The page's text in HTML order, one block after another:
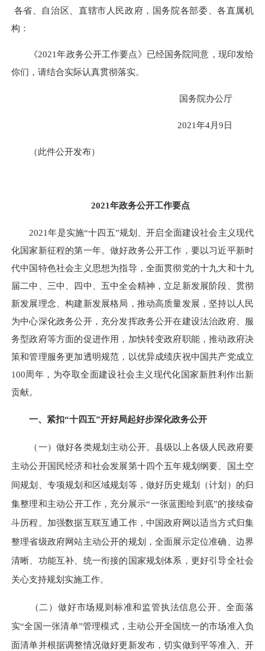
各省、自治区、直辖市人民政府，国务院各部委、各直属机
构：
《2021年政务公开工作要点》已经国务院同意，现印发给
你们，请结合实际认真贯彻落实。
国务院办公厅
2021年4月9日
（此件公开发布）
2021年政务公开工作要点
2021年是实施“十四五”规划、开启全面建设社会主义现代
化国家新征程的第一年。做好政务公开工作，要以习近平新时
代中国特色社会主义思想为指导，全面贯彻党的十九大和十九
届二中、三中、四中、五中全会精神，立足新发展阶段、贯彻
新发展理念、构建新发展格局，推动高质量发展，坚持以人民
为中心深化政务公开，充分发挥政务公开在建设法治政府、服
务型政府等方面的促进作用，加快转变政府职能，推动政府决
策和管理服务更加透明规范，以优异成绩庆祝中国共产党成立
100周年，为夺取全面建设社会主义现代化国家新胜利作出新
贡献。
一、紧扣“十四五”开好局起好步深化政务公开
（一）做好各类规划主动公开。县级以上各级人民政府要
主动公开国民经济和社会发展第十四个五年规划纲要、国土空
间规划、专项规划和区域规划等，做好历史规划（计划）的归
集整理和主动公开工作，充分展示“一张蓝图绘到底”的接续奋
斗历程。加强数据互联互通工作，中国政府网以适当方式归集
整理省级政府网站主动公开的规划，全面展示定位准确、边界
清晰、功能互补、统一衔接的国家规划体系，更好引导全社会
关心支持规划实施工作。
（二）做好市场规则标准和监管执法信息公开。全面落
实“全国一张清单”管理模式，主动公开全国统一的市场准入负
面清单并根据调整情况做好更新发布，切实做到平等准入、开